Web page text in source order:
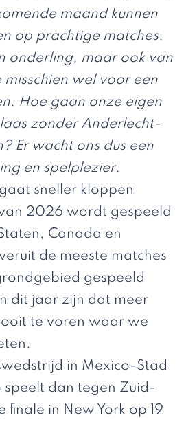
maand kunnen
op prachtige matches.
onderling, maar ook van
misschien wel voor een
Hoe gaan onze eigen
zonder Anderlecht-
Er wacht ons dus een
en spelplezier.
sneller kloppen
2026 wordt gespeeld
Canada en
de meeste matches
gespeeld
dit jaar zijn dat meer
te voren waar we
in Mexico-Stad
speelt dan tegen Zuid-
finale in New York op 19